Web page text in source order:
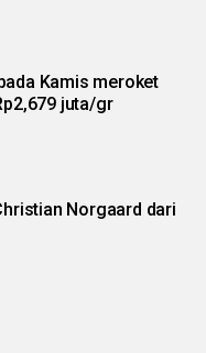
Kamis meroket
juta/gr
Norgaard dari